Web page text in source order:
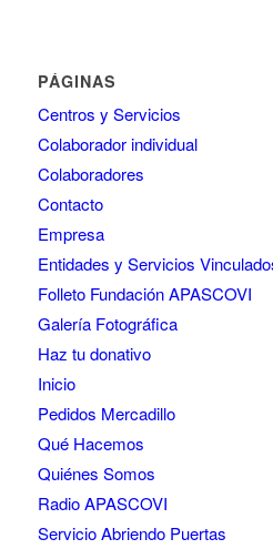
PÁGINAS
Centros y Servicios
Colaborador individual
Colaboradores
Contacto
Empresa
Entidades y Servicios
Folleto Fundación APASCOVI
Galería Fotográfica
Haz tu donativo
Inicio
Pedidos Mercadillo
Qué Hacemos
Quiénes Somos
Radio APASCOVI
Servicio Abriendo Puertas